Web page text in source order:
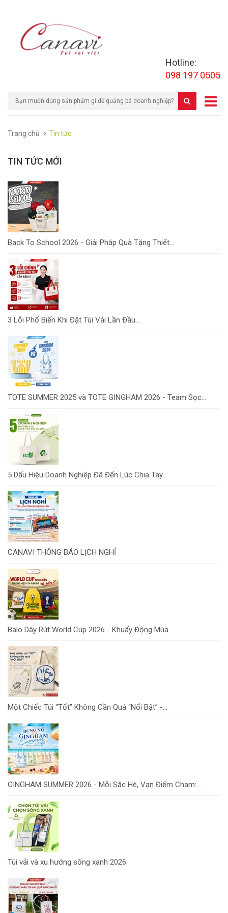
Hotline:
098 197 0505
Trang chủ Tin tức
TIN TỨC MỚI
Back To School 2026 - Giải Pháp Quà Tặng Thiết...
3 Lỗi Phổ Biến Khi Đặt Túi Vải Lần Đầu...
TOTE SUMMER 2025 và TOTE GINGHAM 2026 - Team Sọc...
5 Dấu Hiệu Doanh Nghiệp Đã Đến Lúc Chia Tay...
CANAVI THÔNG BÁO LỊCH NGHỈ
Balo Dây Rút World Cup 2026 - Khuấy Động Mùa...
Một Chiếc Túi “Tốt” Không Cần Quá “Nổi Bật” -...
GINGHAM SUMMER 2026 - Mỗi Sắc Hè, Vạn Điểm Chạm:...
Túi vải và xu hướng sống xanh 2026